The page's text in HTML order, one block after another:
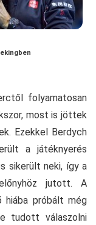
folyamatosan
most is jöttek
Ezekkel Berdych
a játéknyerés
sikerült neki, így a
jutott. A
hiába próbált még
tudott válaszolni